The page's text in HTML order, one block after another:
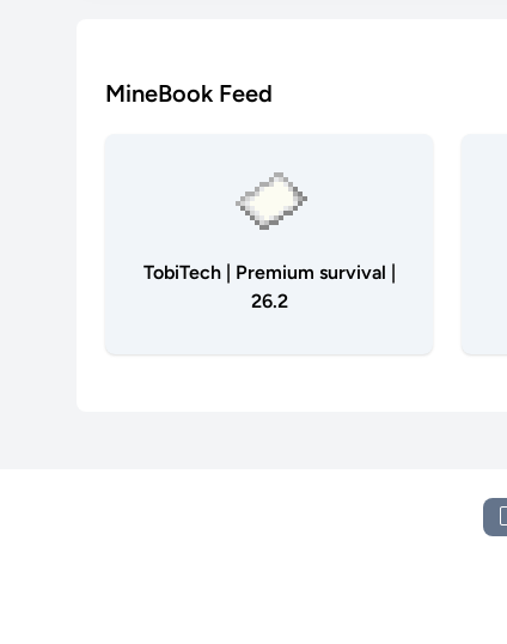
MineBook Feed
TobiTech | Premium survival |
26.2